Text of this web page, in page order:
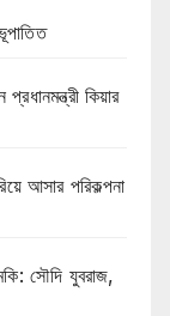
কিয়ার
আসার পরিকল্পনা
সৌদি যুবরাজ,